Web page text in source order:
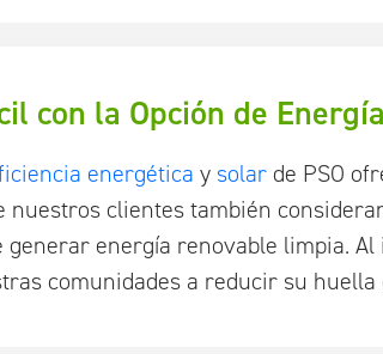
con la Opción de
energética y solar de PSO
nuestros clientes también
generar energía renovable limpia.
comunidades a reducir su